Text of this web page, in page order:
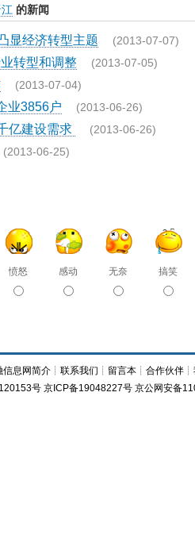
的新闻
显经济转型主题 (2013-07-07)
转型和调整 (2013-07-05)
(2013-07-04)
业3856户 (2013-06-26)
亿建设需求 (2013-06-26)
(2013-06-25)
愤怒 感动 无奈 搞笑
信息网简介 ┊联系我们 ┊ 留言本 ┊合作伙伴 ┊
号 京ICP备19048227号 京公网安备